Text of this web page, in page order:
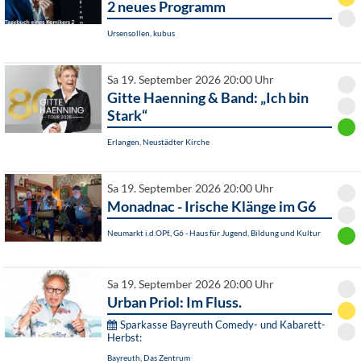
2 neues Programm
Ursensollen, kubus
Sa 19. September 2026 20:00 Uhr
Gitte Haenning & Band: „Ich bin
Stark“
Erlangen, Neustädter Kirche
Sa 19. September 2026 20:00 Uhr
Monadnac - Irische Klänge im G6
Neumarkt i.d.OPf., G6 - Haus für Jugend, Bildung und Kultur
Sa 19. September 2026 20:00 Uhr
Urban Priol: Im Fluss.
Sparkasse Bayreuth Comedy- und Kabarett-
Herbst:
Bayreuth, Das Zentrum